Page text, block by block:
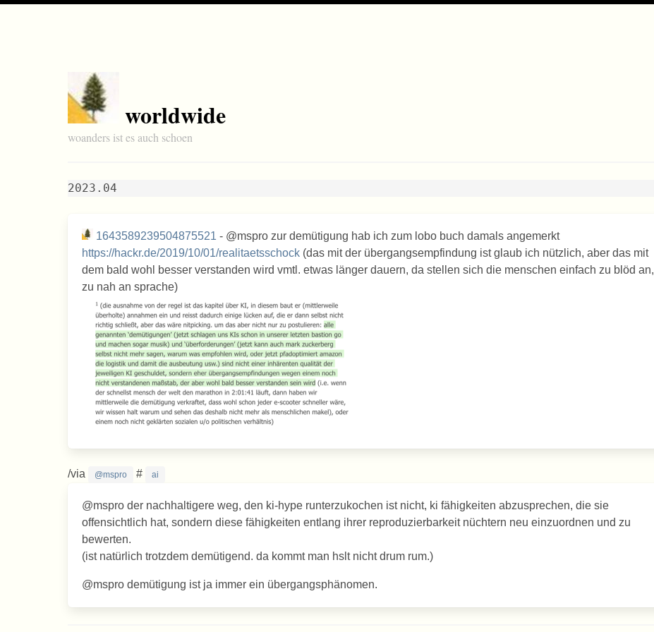
worldwide
woanders ist es auch schoen
2023.04
1643589239504875521 - @mspro zur demütigung hab ich zum lobo buch damals angemerkt
https://hackr.de/2019/10/01/realitaetsschock (das mit der übergangsempfindung ist glaub ich nützlich, aber das mit
dem bald wohl besser verstanden wird vmtl. etwas länger dauern, da stellen sich die menschen einfach zu blöd an,
zu nah an sprache)
/via @mspro # ai
@mspro der nachhaltigere weg, den ki-hype runterzukochen ist nicht, ki fähigkeiten abzusprechen, die sie
offensichtlich hat, sondern diese fähigkeiten entlang ihrer reproduzierbarkeit nüchtern neu einzuordnen und zu
bewerten.
(ist natürlich trotzdem demütigend. da kommt man hslt nicht drum rum.)
@mspro demütigung ist ja immer ein übergangsphänomen.